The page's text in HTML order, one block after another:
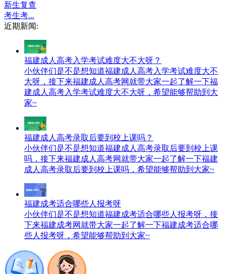
新生复查
考生考...
近期新闻:
福建成人高考入学考试难度大不大呀？
小伙伴们是不是想知道福建成人高考入学考试难度大不
大呀，接下来福建成人高考网就带大家一起了解一下福
建成人高考入学考试难度大不大呀，希望能够帮助到大
家~
福建成人高考录取后要到校上课吗？
小伙伴们是不是想知道福建成人高考录取后要到校上课
吗，接下来福建成人高考网就带大家一起了解一下福建
成人高考录取后要到校上课吗，希望能够帮助到大家~
福建成考适合哪些人报考呀
小伙伴们是不是想知道福建成考适合哪些人报考呀，接
下来福建成考网就带大家一起了解一下福建成考适合哪
些人报考呀，希望能够帮助到大家~